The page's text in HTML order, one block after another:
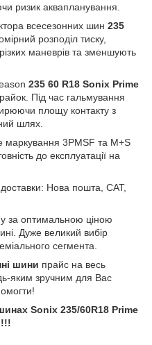
ризик аквапланування.
всесезонних шин 235
розподіл тиску,
маневрів та зменшують
235 60 R18 Sonix Prime
Під час гальмування
площу контакту з
шлях.
3PMSF та M+S
до експлуатації на
Нова пошта, САТ,
за оптимальною ціною
Дуже великий вибір
сегмента.
шини прайс на весь
яким зручним для Вас
Sonix 235/60R18 Prime